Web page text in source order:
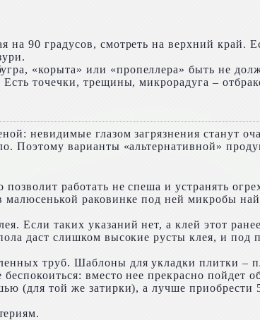
90 градусов, смотреть на верхний край.
«корыта» или «пропеллера» быть не
точечки, трещины, микрорадуга –
невидимые глазом загрязнения станут
Поэтому варианты «альтернативной»
работать не спеша и устранять
раковинке под ней микробы
Если таких указаний нет, а клей этот
даст слишком высокие русты клея, и под
труб. Шаблоны для укладки плитки –
вместо нее прекрасно пойдет
(для той же затирки), а лучше приобрести